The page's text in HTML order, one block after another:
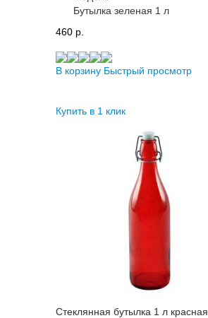
Бутылка зеленая 1 л
460 p.
В корзину Быстрый просмотр
Купить в 1 клик
Стеклянная бутылка 1 л красная